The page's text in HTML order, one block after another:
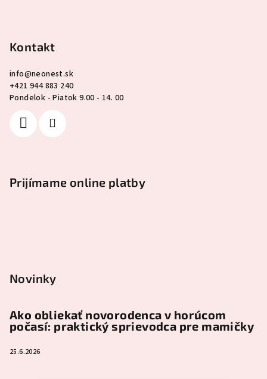
Kontakt
info@neonest.sk
+421 944 883 240
Pondelok - Piatok 9.00 - 14. 00
Prijímame online platby
Novinky
Ako obliekať novorodenca v horúcom
počasí: praktický sprievodca pre mamičky
25.6.2026